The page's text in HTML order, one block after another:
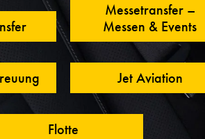
Messetransfer –
Messen & Events
Jet Aviation
Flotte